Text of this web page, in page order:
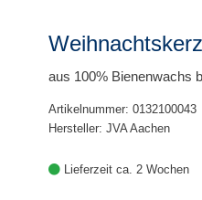
aus 100% Bienenwachs
Artikelnummer: 0132100043
Hersteller: JVA Aachen
Lieferzeit ca. 2 Wochen